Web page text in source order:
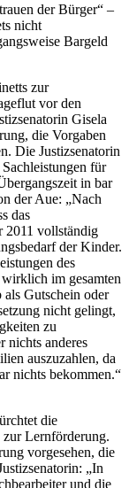
der Bürger“ –
nicht
Bargeld
zur
vor den
Gisela
die Vorgaben
Die Justizsenatorin
für
in bar
der Aue: „Nach
das
2011 vollständig
der Kinder.
des
im gesamten
als Gutschein oder
nicht gelingt,
zu
nichts anderes
auszuzahlen, da
nichts bekommen.“
die
zur Lernförderung.
vorgesehen, die
„In
und die